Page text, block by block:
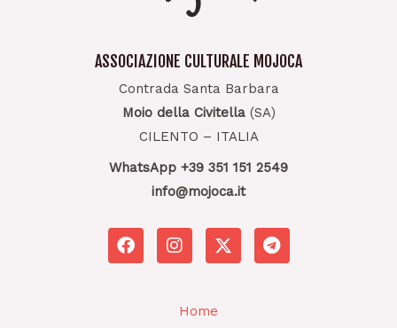
ASSOCIAZIONE CULTURALE MOJOCA
Contrada Santa Barbara
Moio della Civitella (SA)
CILENTO – ITALIA
WhatsApp +39 351 151 2549
info@mojoca.it
F
a
I
n
a
T
e
Home